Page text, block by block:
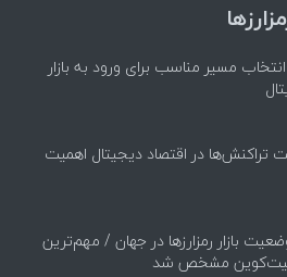
مسیر مناسب برای ورود به بازار
تراکنش‌ها در اقتصاد دیجیتال اهمیت
بازار رمزارزها در جهان / مهم‌ترین
مشخص شد